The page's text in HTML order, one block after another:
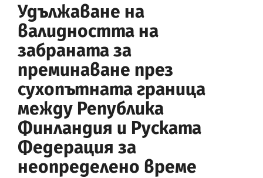
Удължаване на
валидността на
забраната за
преминаване през
сухопътната граница
между Република
Финландия и Руската
Федерация за
неопределено време